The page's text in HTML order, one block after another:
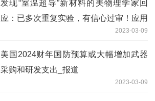
发现“室温超导”新材料的美物理学家回
应：已多次重复实验，有信心过审！应用
到现实世界还需要几年 世界最新2023-03-09
美国2024财年国防预算或大幅增加武器
采购和研发支出_报道
2023-03-09